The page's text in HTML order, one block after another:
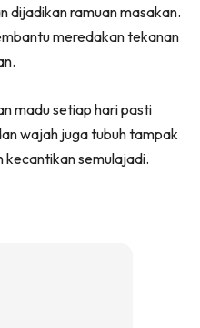
dijadikan ramuan masakan.
meredakan tekanan
madu setiap hari pasti
wajah juga tubuh tampak
kecantikan semulajadi.